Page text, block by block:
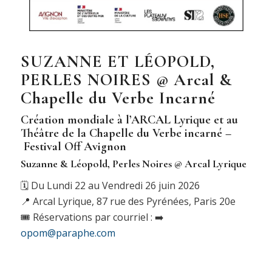
SUZANNE ET LÉOPOLD,
PERLES NOIRES @ Arcal &
Chapelle du Verbe Incarné
Création mondiale à l’ARCAL Lyriqueet au
Théâtre de la Chapelle du Verbe incarné–
Festival Off Avignon
Suzanne & Léopold, Perles Noires @ Arcal Lyrique
🗓️ Du Lundi 22 au Vendredi 26 juin 2026
📍 Arcal Lyrique, 87 rue des Pyrénées, Paris 20e
🎟️ Réservations par courriel : ➡️
opom@paraphe.com